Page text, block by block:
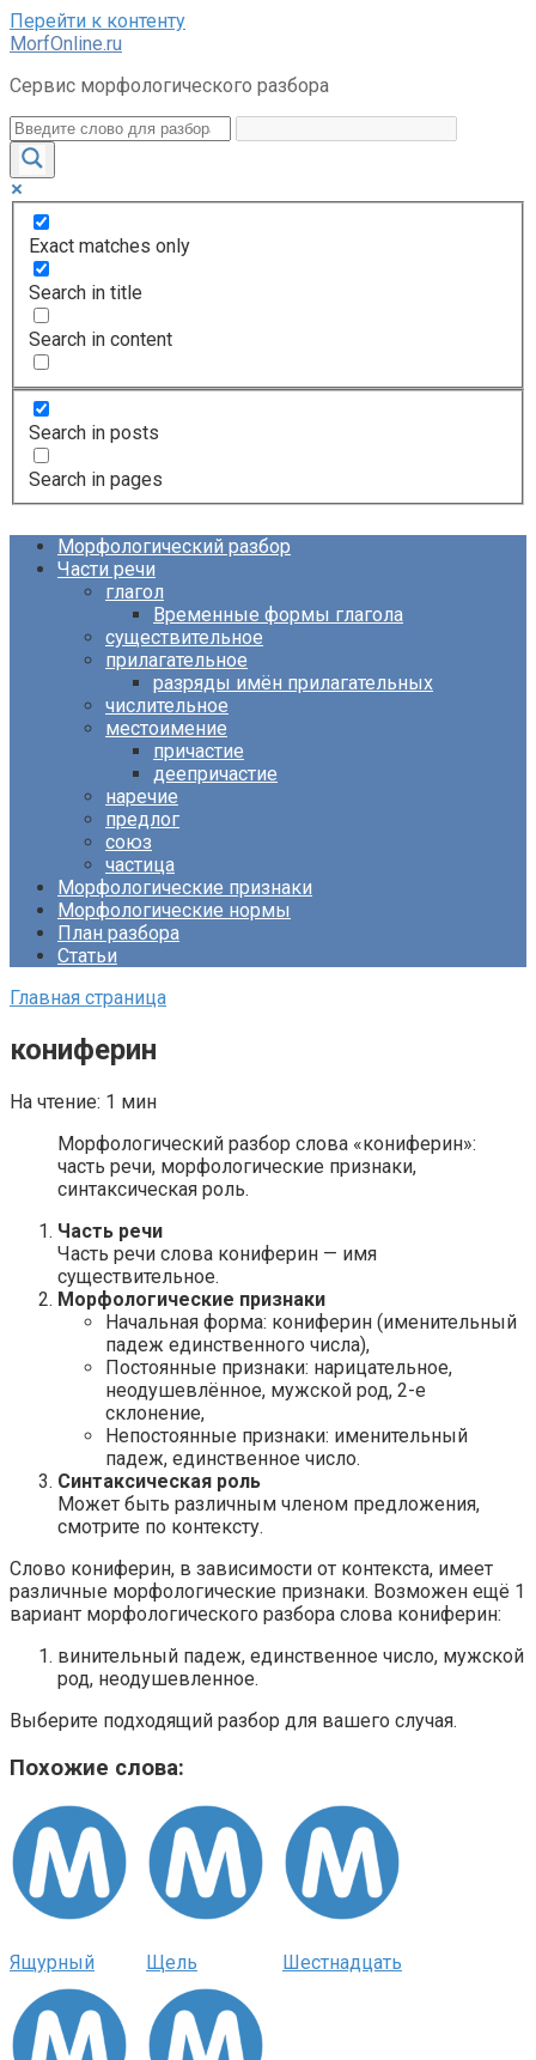
Перейти к контенту
MorfOnline.ru
Сервис морфологического разбора
Exact matches only
Search in title
Search in content
Search in posts
Search in pages
Морфологический разбор
Части речи
глагол
Временные формы глагола
существительное
прилагательное
разряды имён прилагательных
числительное
местоимение
причастие
деепричастие
наречие
предлог
союз
частица
Морфологические признаки
Морфологические нормы
План разбора
Статьи
Главная страница
кониферин
На чтение: 1 мин
Морфологический разбор слова «кониферин»:
часть речи, морфологические признаки,
синтаксическая роль.
Часть речи
Часть речи слова кониферин — имя
существительное.
Морфологические признаки
Начальная форма: кониферин (именительный
падеж единственного числа),
Постоянные признаки: нарицательное,
неодушевлённое, мужской род, 2-е
склонение,
Непостоянные признаки: именительный
падеж, единственное число.
Синтаксическая роль
Может быть различным членом предложения,
смотрите по контексту.
Слово кониферин, в зависимости от контекста, имеет
различные морфологические признаки. Возможен ещё 1
вариант морфологического разбора слова кониферин:
винительный падеж, единственное число, мужской
род, неодушевленное.
Выберите подходящий разбор для вашего случая.
Похожие слова:
Ящурный Щель Шестнадцать